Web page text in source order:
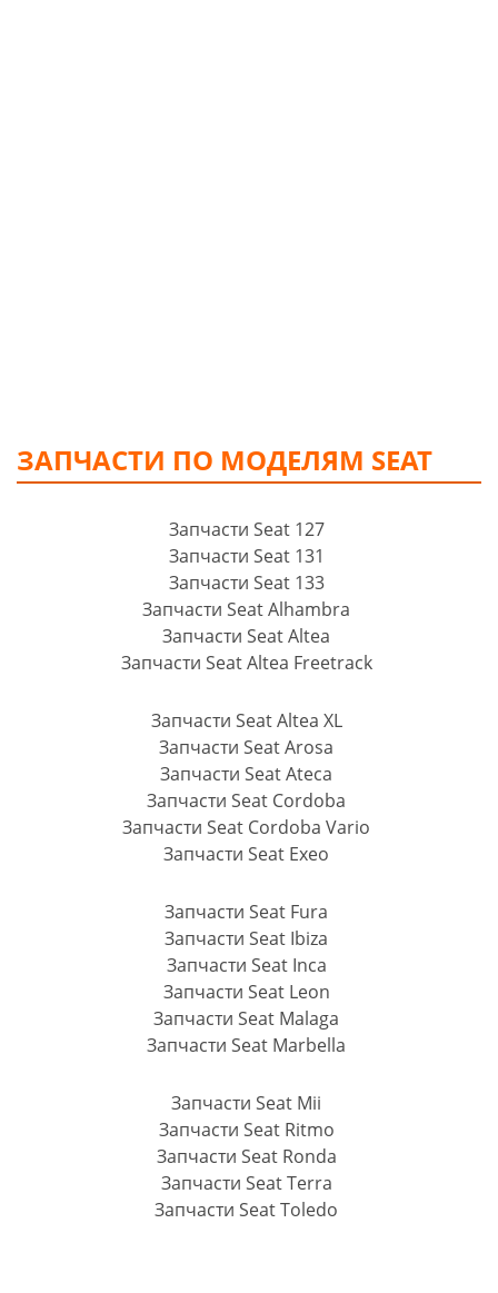
ЗАПЧАСТИ ПО МОДЕЛЯМ SEAT
Запчасти Seat 127
Запчасти Seat 131
Запчасти Seat 133
Запчасти Seat Alhambra
Запчасти Seat Altea
Запчасти Seat Altea Freetrack
Запчасти Seat Altea XL
Запчасти Seat Arosa
Запчасти Seat Ateca
Запчасти Seat Cordoba
Запчасти Seat Cordoba Vario
Запчасти Seat Exeo
Запчасти Seat Fura
Запчасти Seat Ibiza
Запчасти Seat Inca
Запчасти Seat Leon
Запчасти Seat Malaga
Запчасти Seat Marbella
Запчасти Seat Mii
Запчасти Seat Ritmo
Запчасти Seat Ronda
Запчасти Seat Terra
Запчасти Seat Toledo